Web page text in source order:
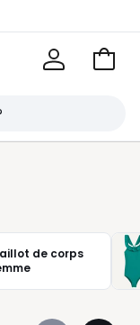
Voir
de corps